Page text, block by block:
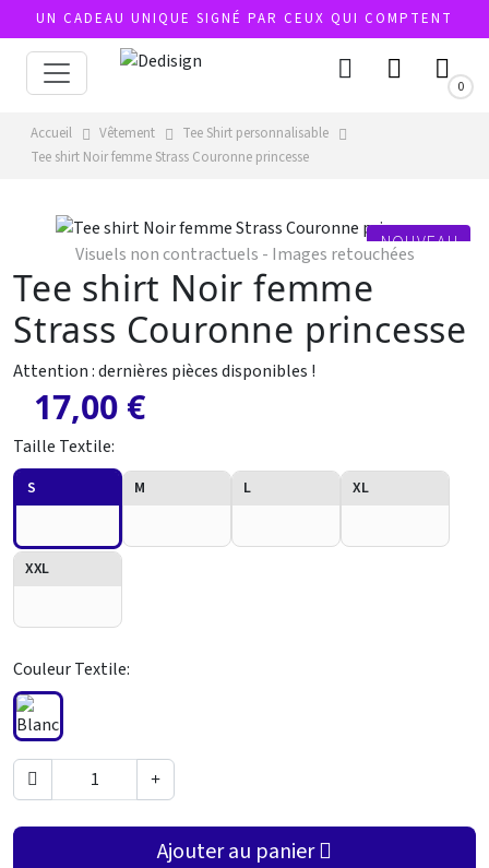
UN CADEAU UNIQUE SIGNÉ PAR CEUX QUI COMPTENT
0
Accueil Vêtement
Tee Shirt personnalisable
Tee shirt Noir femme Strass Couronne princesse
NOUVEAU
Visuels non contractuels - Images retouchées
Tee shirt Noir femme
Strass Couronne princesse
Attention : dernières pièces disponibles !
17,00 €
Taille Textile:
S M L XL
XXL
Couleur Textile:
Ajouter au panier